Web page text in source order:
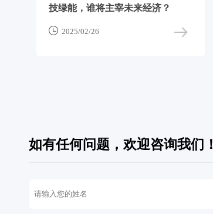
技绿能，谁将主宰未来经济？
 2025/02/26
如有任何问题，欢迎咨询我们！